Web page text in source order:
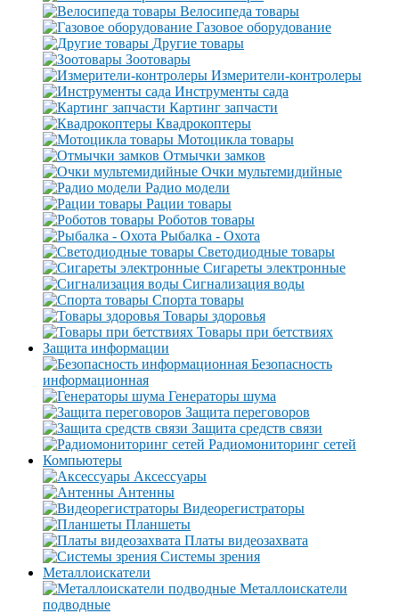
Велосипеда товары
Газовое оборудование
Другие товары
Зоотовары
Измерители-контролеры
Инструменты сада
Картинг запчасти
Квадрокоптеры
Мотоцикла товары
Отмычки замков
Очки мультемидийные
Радио модели
Рации товары
Роботов товары
Рыбалка - Охота
Светодиодные товары
Сигареты электронные
Сигнализация воды
Спорта товары
Товары здоровья
Товары при бетствиях
Защита информации
Безопасность
информационная
Генераторы шума
Защита переговоров
Защита средств связи
Радиомониторинг сетей
Компьютеры
Аксессуары
Антенны
Видеорегистраторы
Планшеты
Платы видеозахвата
Системы зрения
Металлоискатели
Металлоискатели
подводные